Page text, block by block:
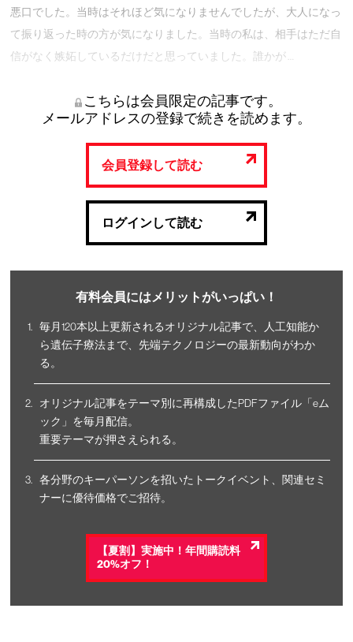
悪口でした。当時はそれほど気になりませんでしたが、大人になっ
て振り返った時の方が気になりました。当時の私は、相手はただ自
信がなく嫉妬しているだけだと思っていました。誰かが …
こちらは会員限定の記事です。
メールアドレスの登録で続きを読めます。
会員登録して読む
ログインして読む
有料会員にはメリットがいっぱい！
毎月120本以上更新されるオリジナル記事で、人工知能か
ら遺伝子療法まで、先端テクノロジーの最新動向がわか
る。
オリジナル記事をテーマ別に再構成したPDFファイル「eム
ック」を毎月配信。
重要テーマが押さえられる。
各分野のキーパーソンを招いたトークイベント、関連セミ
ナーに優待価格でご招待。
【夏割】実施中！年間購読料
20%オフ！